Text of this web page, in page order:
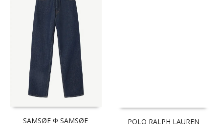
SAMSØE Φ SAMSØE POLO RALPH LAUREN